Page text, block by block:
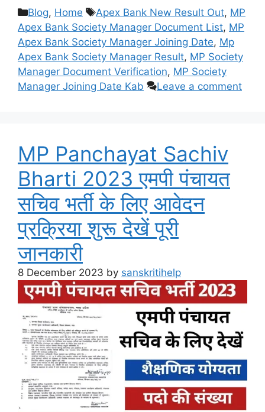
Categories
Blog, Home Tags
Apex Bank New Result Out, MP
Apex Bank Society Manager Document List, MP
Apex Bank Society Manager Joining Date, Mp
Apex Bank Society Manager Result, MP Society
Manager Document Verification, MP Society
Manager Joining Date Kab
Leave a comment
MP Panchayat Sachiv
Bharti 2023 एमपी पंचायत
सचिव भर्ती के लिए आवेदन
प्रक्रिया शुरू देखें पूरी
जानकारी
8 December 2023 by sanskritihelp